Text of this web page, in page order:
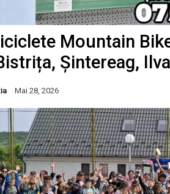
Mountain
Șintereag,
Mai 28, 2026